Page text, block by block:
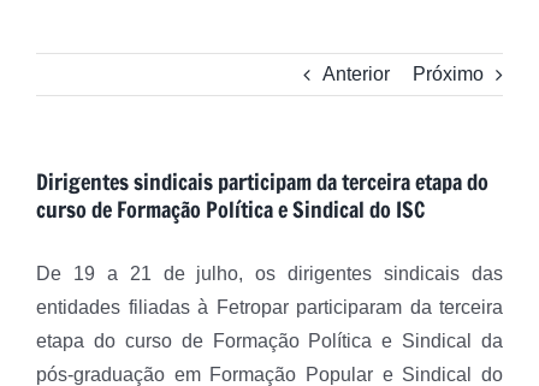
Anterior Próximo
Dirigentes sindicais participam da terceira etapa do
curso de Formação Política e Sindical do ISC
De 19 a 21 de julho, os dirigentes sindicais das
entidades filiadas à Fetropar participaram da terceira
etapa do curso de Formação Política e Sindical da
pós-graduação em Formação Popular e Sindical do